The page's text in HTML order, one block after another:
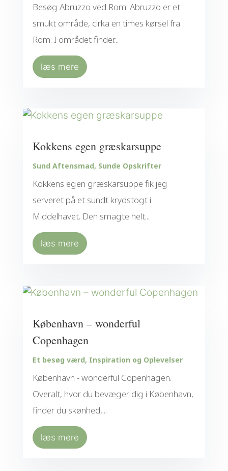
Besøg Abruzzo ved Rom. Abruzzo er et
smukt område, cirka en times kørsel fra
Rom. I området finder...
læs mere
Kokkens egen græskarsuppe
Sund Aftensmad, Sunde Opskrifter
Kokkens egen græskarsuppe fik jeg
serveret på et sundt krydstogt i
Middelhavet. Den smagte helt...
læs mere
København – wonderful
Copenhagen
Et besøg værd, Inspiration og Oplevelser
København - wonderful Copenhagen.
Overalt, hvor du bevæger dig i København,
finder du skønhed,...
læs mere